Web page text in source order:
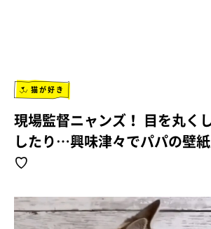
猫が好き
現場監督ニャンズ！ 目を丸く
したり…興味津々でパパの壁
♡